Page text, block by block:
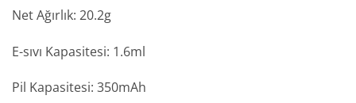
Net Ağırlık: 20.2g
E-sıvı Kapasitesi: 1.6ml
Pil Kapasitesi: 350mAh